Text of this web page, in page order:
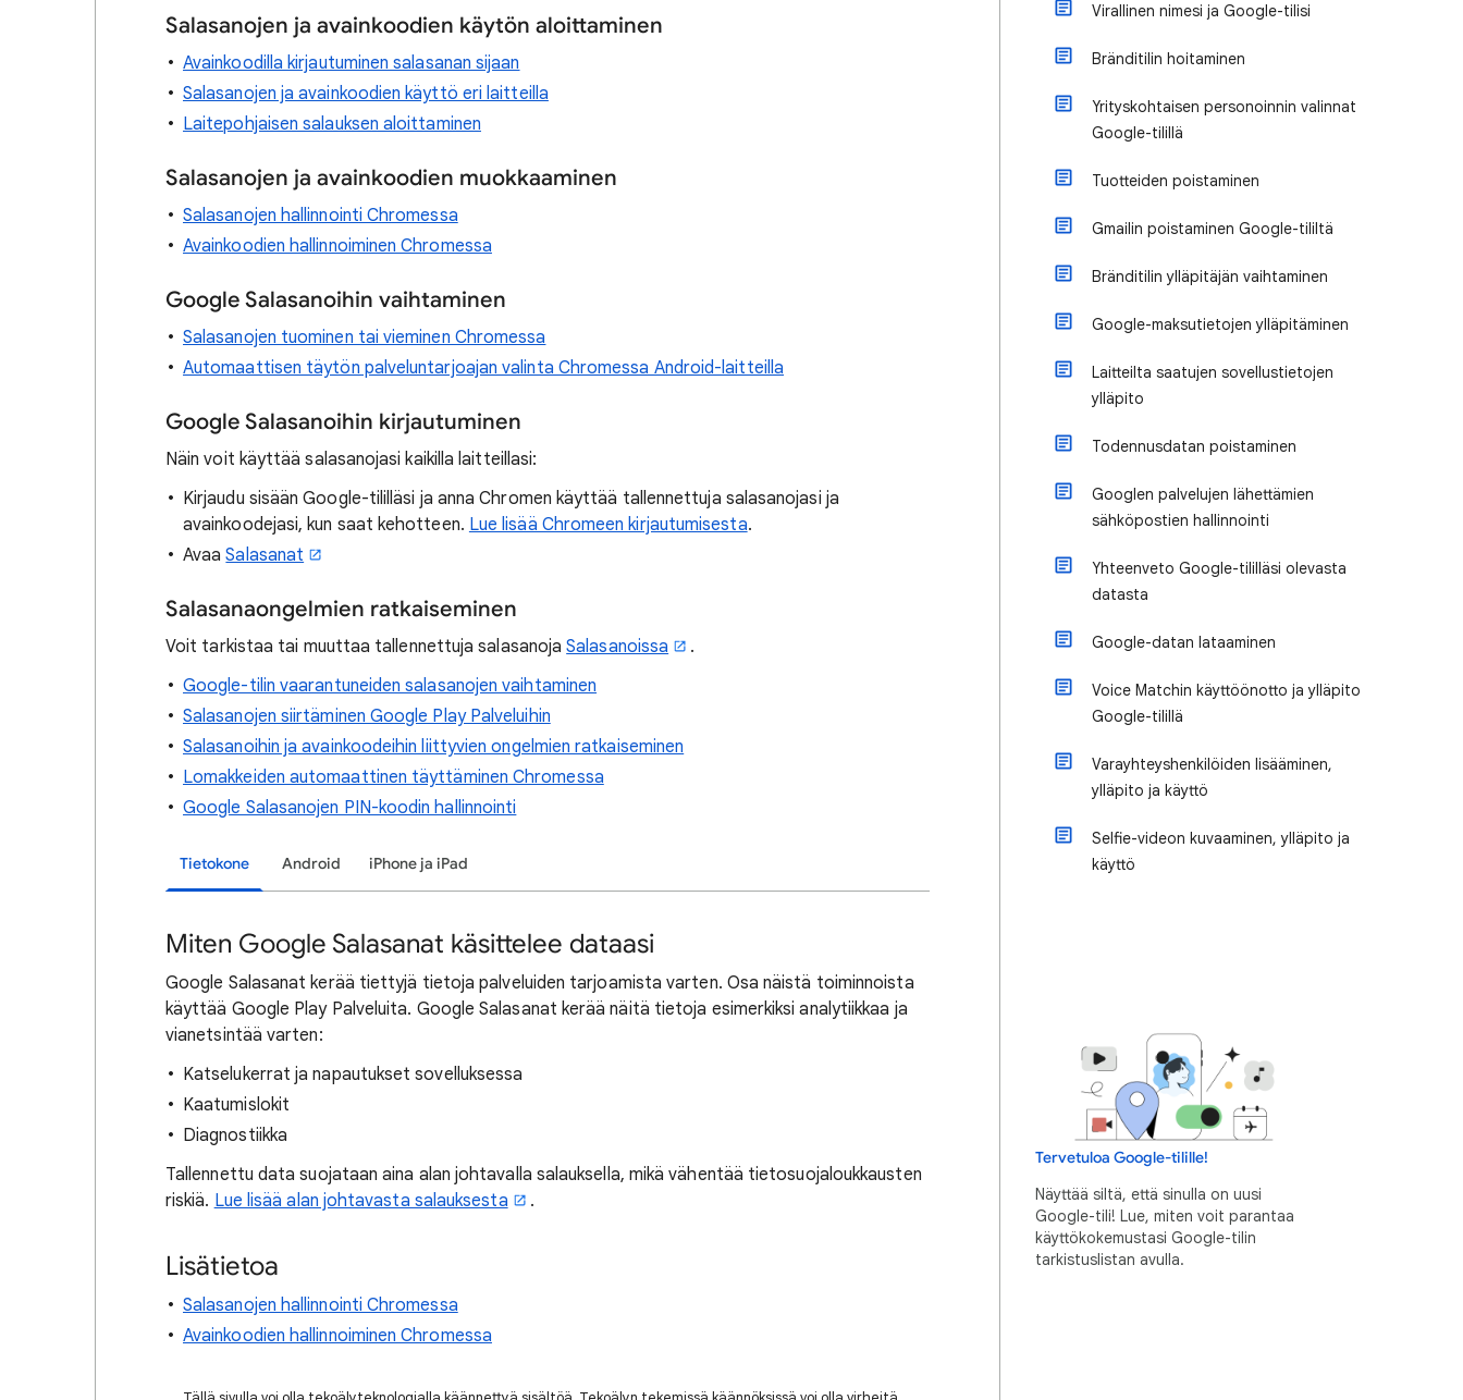
Salasanojen ja avainkoodien käytön aloittaminen
Avainkoodilla kirjautuminen salasanan sijaan
Salasanojen ja avainkoodien käyttö eri laitteilla
Laitepohjaisen salauksen aloittaminen
Salasanojen ja avainkoodien muokkaaminen
Salasanojen hallinnointi Chromessa
Avainkoodien hallinnoiminen Chromessa
Google Salasanoihin vaihtaminen
Salasanojen tuominen tai vieminen Chromessa
Automaattisen täytön palveluntarjoajan valinta Chromessa Android-laitteilla
Google Salasanoihin kirjautuminen
Näin voit käyttää salasanojasi kaikilla laitteillasi:
Kirjaudu sisään Google-tililläsi ja anna Chromen käyttää tallennettuja salasanojasi ja
avainkoodejasi, kun saat kehotteen. Lue lisää Chromeen kirjautumisesta.
AvaaSalasanat
Salasanaongelmien ratkaiseminen
Voit tarkistaa tai muuttaa tallennettuja salasanojaSalasanoissa
.
Google-tilin vaarantuneiden salasanojen vaihtaminen
Salasanojen siirtäminen Google Play Palveluihin
Salasanoihin ja avainkoodeihin liittyvien ongelmien ratkaiseminen
Lomakkeiden automaattinen täyttäminen Chromessa
Google Salasanojen PIN-koodin hallinnointi
Tietokone Android iPhone ja iPad
Miten Google Salasanat käsittelee dataasi
Google Salasanat kerää tiettyjä tietoja palveluiden tarjoamista varten. Osa näistä toiminnoista
käyttää Google Play Palveluita. Google Salasanat kerää näitä tietoja esimerkiksi analytiikkaa ja
vianetsintää varten:
Katselukerrat ja napautukset sovelluksessa
Kaatumislokit
Diagnostiikka
Tallennettu data suojataan aina alan johtavalla salauksella, mikä vähentää tietosuojaloukkausten
riskiä. Lue lisää alan johtavasta salauksesta .
Lisätietoa
Salasanojen hallinnointi Chromessa
Avainkoodien hallinnoiminen Chromessa
Virallinen nimesi ja Google-tilisi
Bränditilin hoitaminen
Yrityskohtaisen personoinnin valinnat
Google-tilillä
Tuotteiden poistaminen
Gmailin poistaminen Google-tililtä
Bränditilin ylläpitäjän vaihtaminen
Google-maksutietojen ylläpitäminen
Laitteilta saatujen sovellustietojen
ylläpito
Todennusdatan poistaminen
Googlen palvelujen lähettämien
sähköpostien hallinnointi
Yhteenveto Google-tililläsi olevasta
datasta
Google-datan lataaminen
Voice Matchin käyttöönotto ja ylläpito
Google-tilillä
Varayhteyshenkilöiden lisääminen,
ylläpito ja käyttö
Selfie-videon kuvaaminen, ylläpito ja
käyttö
Tervetuloa Google-tilille!
Näyttää siltä, että sinulla on uusi
Google-tili! Lue, miten voit parantaa
käyttökokemustasi Google-tilin
tarkistuslistan avulla.